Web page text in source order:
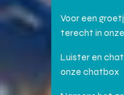
Voor een
terecht in
Luister en
onze chatbox